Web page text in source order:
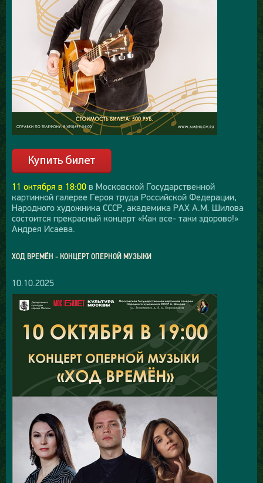
11 октября в 18:00 в Московской Государственной
картинной галерее Героя труда Российской Федерации,
Народного художника СССР, академика РАХ А.М. Шилова
состоится прекрасный концерт «Как все- таки здорово!»
Андрея Исаева.
ХОД ВРЕМЁН - КОНЦЕРТ ОПЕРНОЙ МУЗЫКИ
10.10.2025